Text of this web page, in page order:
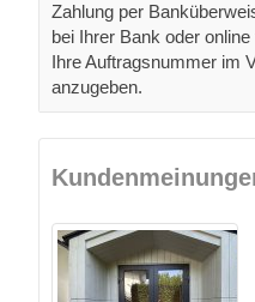
Zahlung per
bei Ihrer Bank oder
Ihre Auftragsnummer im
anzugeben.